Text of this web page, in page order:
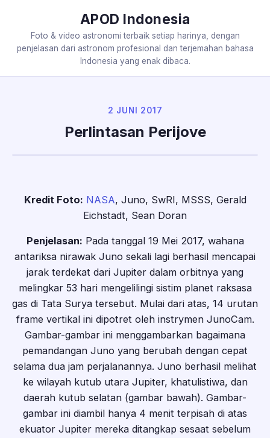
APOD Indonesia
Foto & video astronomi terbaik setiap harinya, dengan
penjelasan dari astronom profesional dan terjemahan bahasa
Indonesia yang enak dibaca.
2 JUNI 2017
Perlintasan Perijove
Kredit Foto: NASA, Juno, SwRI, MSSS, Gerald
Eichstadt, Sean Doran
Penjelasan: Pada tanggal 19 Mei 2017, wahana
antariksa nirawak Juno sekali lagi berhasil mencapai
jarak terdekat dari Jupiter dalam orbitnya yang
melingkar 53 hari mengelilingi sistim planet raksasa
gas di Tata Surya tersebut. Mulai dari atas, 14 urutan
frame vertikal ini dipotret oleh instrymen JunoCam.
Gambar-gambar ini menggambarkan bagaimana
pemandangan Juno yang berubah dengan cepat
selama dua jam perjalanannya. Juno berhasil melihat
ke wilayah kutub utara Jupiter, khatulistiwa, dan
daerah kutub selatan (gambar bawah). Gambar-
gambar ini diambil hanya 4 menit terpisah di atas
ekuator Jupiter mereka ditangkap sesaat sebelum